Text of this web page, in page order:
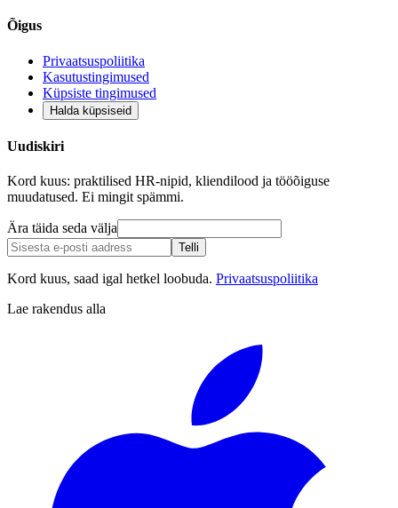
Õigus
Privaatsuspoliitika
Kasutustingimused
Küpsiste tingimused
Halda küpsiseid
Uudiskiri
Kord kuus: praktilised HR-nipid, kliendilood ja tööõiguse
muudatused. Ei mingit spämmi.
Ära täida seda välja
Telli
Kord kuus, saad igal hetkel loobuda. Privaatsuspoliitika
Lae rakendus alla